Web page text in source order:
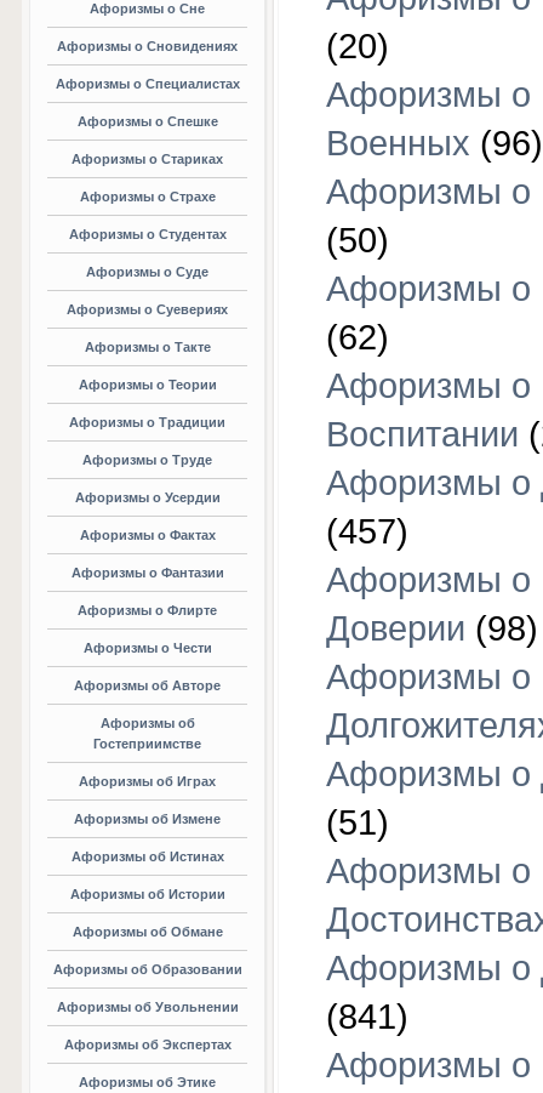
Афоризмы о Сне
Афоризмы о Сновидениях
Афоризмы о Специалистах
Афоризмы о Спешке
Афоризмы о Стариках
Афоризмы о Страхе
Афоризмы о Студентах
Афоризмы о Суде
Афоризмы о Суевериях
Афоризмы о Такте
Афоризмы о Теории
Афоризмы о Традиции
Афоризмы о Труде
Афоризмы о Усердии
Афоризмы о Фактах
Афоризмы о Фантазии
Афоризмы о Флирте
Афоризмы о Чести
Афоризмы об Авторе
Афоризмы об
Гостеприимстве
Афоризмы об Играх
Афоризмы об Измене
Афоризмы об Истинах
Афоризмы об Истории
Афоризмы об Обмане
Афоризмы об Образовании
Афоризмы об Увольнении
Афоризмы об Экспертах
Афоризмы об Этике
(20)
Афоризмы о
Военных (96)
Афоризмы о
(50)
Афоризмы о
(62)
Афоризмы о
Воспитании
Афоризмы о
(457)
Афоризмы о
Доверии (98)
Афоризмы о
Афоризмы о
(51)
Афоризмы о
Афоризмы о
(841)
Афоризмы о